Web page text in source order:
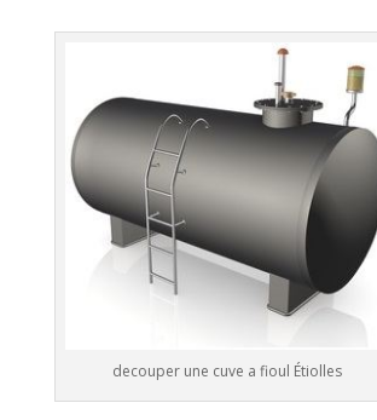
t
decouper une cuve a fioul Étiolles